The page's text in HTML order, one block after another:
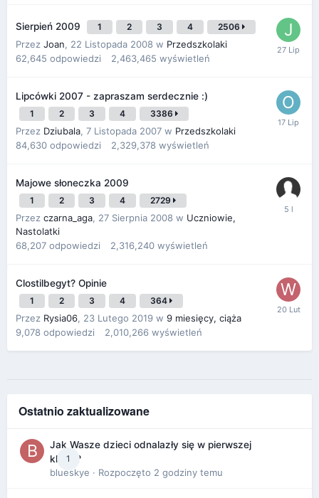
Sierpień 2009 1 2 3 4 2506
Przez Joan, 22 Listopada 2008 w Przedszkolaki
62,645 odpowiedzi 2,463,465 wyświetleń
Lipcówki 2007 - zapraszam serdecznie :)
1 2 3 4 3386
Przez Dziubala, 7 Listopada 2007 w Przedszkolaki
84,630 odpowiedzi 2,329,378 wyświetleń
Majowe słoneczka 2009
1 2 3 4 2729
Przez czarna_aga, 27 Sierpnia 2008 w Uczniowie,
Nastolatki
68,207 odpowiedzi 2,316,240 wyświetleń
Clostilbegyt? Opinie
1 2 3 4 364
Przez Rysia06, 23 Lutego 2019 w 9 miesięcy, ciąża
9,078 odpowiedzi 2,010,266 wyświetleń
Ostatnio zaktualizowane
1
Jak Wasze dzieci odnalazły się w pierwszej
klasie?
blueskye · Rozpoczęto 2 godziny temu